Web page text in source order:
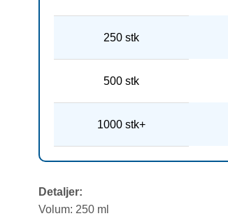
250 stk
500 stk
1000 stk+
Detaljer:
Volum: 250 ml